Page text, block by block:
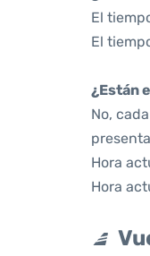
El
El
¿Están
No,
Hora
Hora